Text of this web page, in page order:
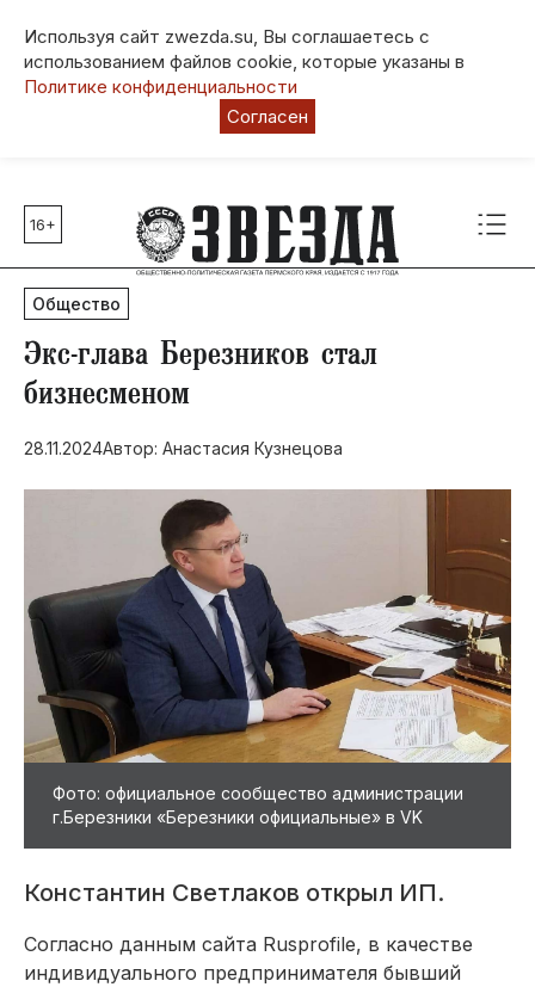
Используя сайт zwezda.su, Вы соглашаетесь с
использованием файлов cookie, которые указаны в
Политике конфиденциальности
Согласен
Главные темы
80 лет Победы
Молодежная столица РФ
СВО
Выборы в Пермском крае
Инфраструктура
Благоустройство
16+
Общество
Экс-глава Березников стал
бизнесменом
28.11.2024Автор: Анастасия Кузнецова
Фото: официальное сообщество администрации
г.Березники «Березники официальные» в VK
Константин Светлаков открыл ИП.
Согласно данным сайта Rusprofile, в качестве
индивидуального предпринимателя бывший